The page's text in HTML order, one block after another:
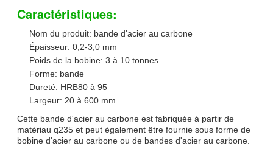
Caractéristiques:
Nom du produit: bande d'acier au carbone
Épaisseur: 0,2-3,0 mm
Poids de la bobine: 3 à 10 tonnes
Forme: bande
Dureté: HRB80 à 95
Largeur: 20 à 600 mm
Cette bande d'acier au carbone est fabriquée à partir de
matériau q235 et peut également être fournie sous forme de
bobine d'acier au carbone ou de bandes d'acier au carbone.